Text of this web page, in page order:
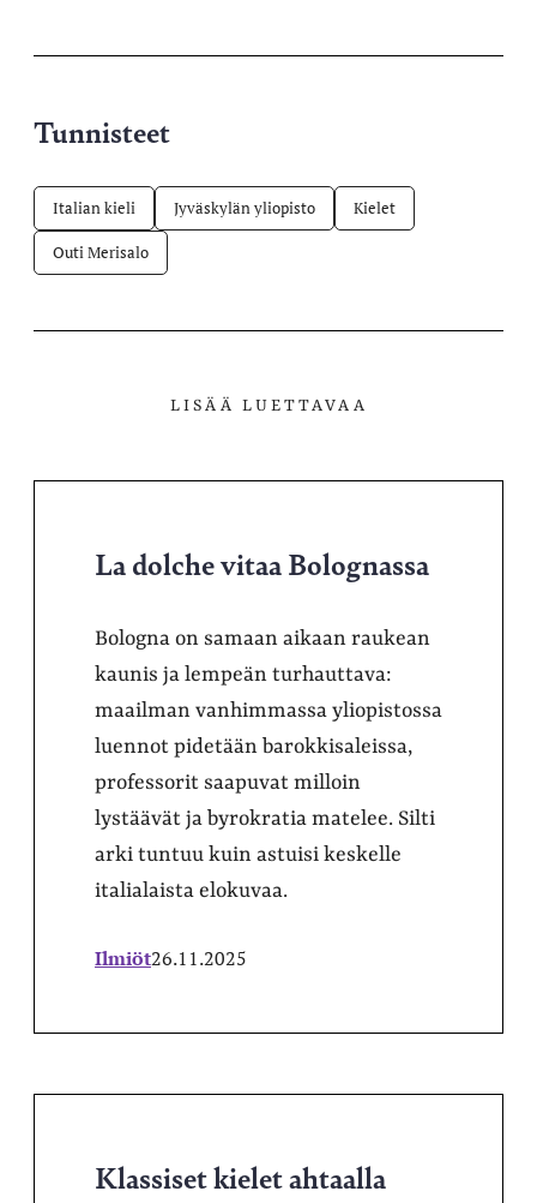
Tunnisteet
Italian kieli Jyväskylän yliopisto Kielet
Outi Merisalo
LISÄÄ LUETTAVAA
La dolche vitaa Bolognassa
Bologna on samaan aikaan raukean
kaunis ja lempeän turhauttava:
maailman vanhimmassa yliopistossa
luennot pidetään barokkisaleissa,
professorit saapuvat milloin
lystäävät ja byrokratia matelee. Silti
arki tuntuu kuin astuisi keskelle
italialaista elokuvaa.
Ilmiöt26.11.2025
Klassiset kielet ahtaalla